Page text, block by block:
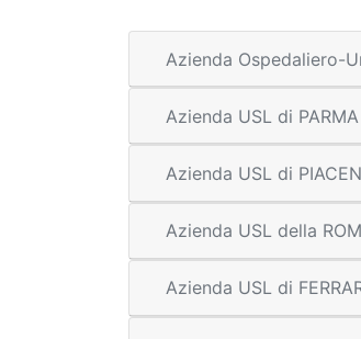
Azienda Ospedaliero-
Azienda USL di PARMA
Azienda USL di
Azienda USL della
Azienda USL di